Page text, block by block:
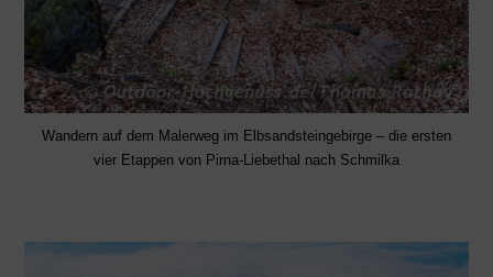
Wandern auf dem Malerweg im Elbsandsteingebirge – die ersten
vier Etappen von Pirna-Liebethal nach Schmilka